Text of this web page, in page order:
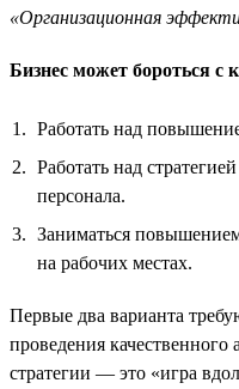
«Организационная
Бизнес может бороться
Работать над
Работать над
персонала.
Заниматься
на рабочих местах.
Первые два варианта
проведения качественного
стратегии — это «игра